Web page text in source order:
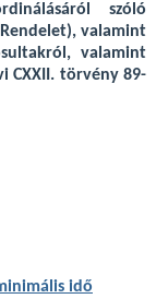
szóló
valamint
valamint
CXXII. törvény 89-
idő